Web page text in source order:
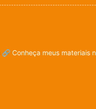
🔗 Conheça meus materiais